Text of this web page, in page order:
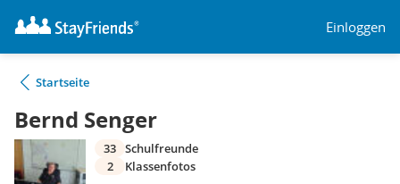
Einloggen
Startseite
Bernd Senger
33 Schulfreunde
2
Klassenfotos